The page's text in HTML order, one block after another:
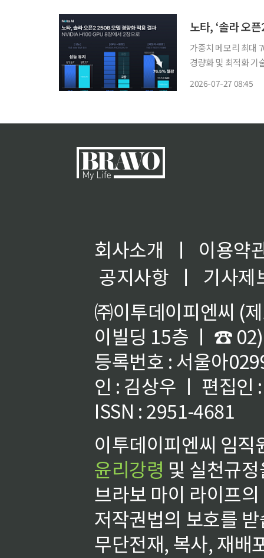
가중치 메모리 최대
경량화 및 최적화 기
2026-07-27 08:45
회사소개 ㅣ
이용약
공지사항
ㅣ
기사제
㈜이투데이피엔씨 (
이빌딩 15층 ㅣ ☎
등록번호 : 서울아
인 : 김상우 ㅣ 편집인
ISSN : 2951-4681
이투데이피엔씨 임
윤리강령 및 실천규
브라보 마이 라이프
저작권법의 보호를
무단전재, 복사, 재배